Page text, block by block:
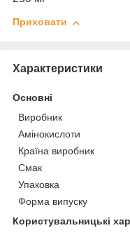
Приховати
Характеристики
Основні
Виробник
Амінокислоти
Країна виробник
Смак
Упаковка
Форма випуску
Користувальницькі